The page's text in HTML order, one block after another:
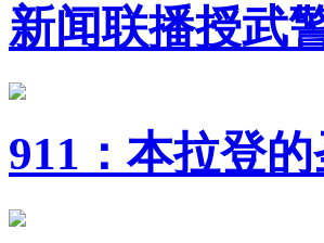
新闻联播授武
911：本拉登